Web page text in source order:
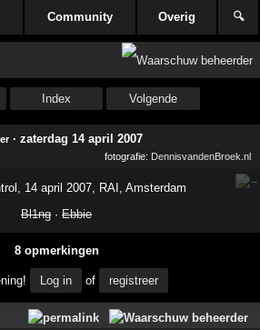
Community Overig 🔍
Index Volgende
·zaterdag 14 april 2007
fotografie: DennisvandenBroek.nl
Bl1ng · Ebbie
8 opmerkingen
Log in of registreer